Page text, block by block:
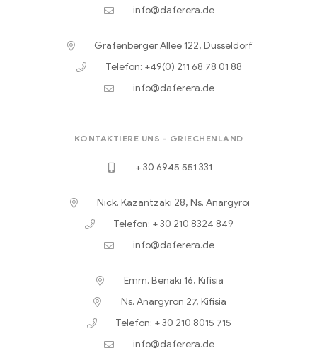
info@daferera.de
Grafenberger Allee 122, Düsseldorf
Telefon: +49(0) 211 68 78 01 88
info@daferera.de
KONTAKTIERE UNS - GRIECHENLAND
+ 30 6945 551 331
Nick. Kazantzaki 28, Ns. Anargyroi
Telefon: + 30 210 8324 849
info@daferera.de
Emm. Benaki 16, Kifisia
Ns. Anargyron 27, Kifisia
Telefon: + 30 210 8015 715
info@daferera.de